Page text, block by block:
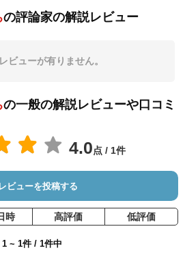
Jin-tae 役：Bungeo
ドンウォン
Sauna Manager 役：Catfish
の評論家の解説レビュー
ビューが有りません。
の一般の解説レビューや口コミ
4.0点 / 1件
レビューを投稿する
時 高評価 低評価
1 ~ 1件 / 1件中